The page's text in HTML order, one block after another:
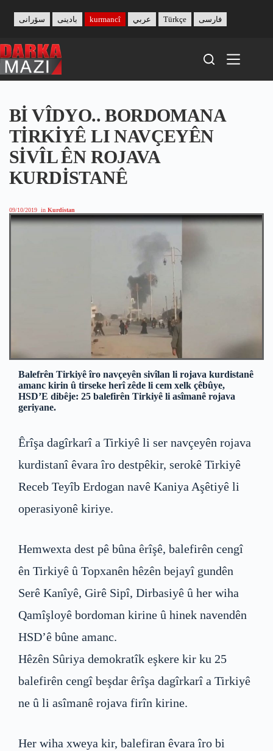
content
بادینی سۆرانی kurmancî عربي Türkçe فارسی
Bİ VÎDYO.. BORDOMANA
TİRKİYÊ LI NAVÇEYÊN
SİVÎL ÊN ROJAVA
KURDİSTANÊ
09/10/2019 in Kurdistan
Balefrên Tirkiyê îro navçeyên sivîlan li rojava kurdistanê
amanc kirin û tirseke herî zêde li cem xelk çêbûye,
HSD’E dibêje: 25 balefirên Tirkiyê li asîmanê rojava
geriyane.
Êrîşa dagîrkarî a Tirkiyê li ser navçeyên rojava
kurdistanî êvara îro destpêkir, serokê Tirkiyê
Receb Teyîb Erdogan navê Kaniya Aşêtiyê li
operasiyonê kiriye.
Hemwexta dest pê bûna êrîşê, balefirên cengî
ên Tirkiyê û Topxanên hêzên bejayî gundên
Serê Kanîyê, Girê Sipî, Dirbasiyê û her wiha
Qamîşloyê bordoman kirine û hinek navendên
HSD’ê bûne amanc.
Hêzên Sûriya demokratîk eşkere kir ku 25
balefirên cengî beşdar êrîşa dagîrkarî a Tirkiyê
ne û li asîmanê rojava firîn kirine.
Her wiha xweya kir, balefiran êvara îro bi